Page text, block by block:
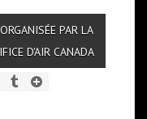
PAR LA
D'AIR CANADA